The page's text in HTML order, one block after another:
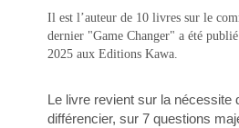
Il est l’auteur de 10 livres sur le
dernier "Game Changer" a été
2025 aux Editions Kawa.
Le livre revient sur la nécessite
différencier, sur 7 questions